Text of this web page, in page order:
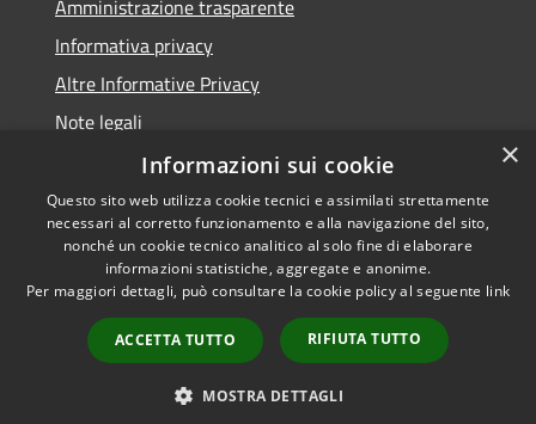
Amministrazione trasparente
Informativa privacy
Altre Informative Privacy
Note legali
Dichiarazione di accessibilità
RSS
Accessibilità
Copyright © 2026 • Comune di
Municipium•
Accesso
redazione
×
Informazioni sui cookie
Questo sito web utilizza cookie tecnici e assimilati strettamente
necessari al corretto funzionamento e alla navigazione del sito,
nonché un cookie tecnico analitico al solo fine di elaborare
informazioni statistiche, aggregate e anonime.
Per maggiori dettagli, può consultare la cookie policy al seguente link
ACCETTA TUTTO RIFIUTA TUTTO
MOSTRA DETTAGLI